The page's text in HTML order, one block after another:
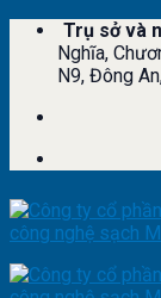
Skip
content
Trụ sở và
Nghĩa,
N9, Đông